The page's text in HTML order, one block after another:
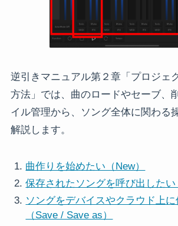
逆引きマニュアル第２章「プロジェ
方法」では、曲のロードやセーブ、
イル管理から、ソング全体に関わる
解説します。
曲作りを始めたい（New）
保存されたソングを呼び出したい
ソングをデバイスやクラウド上
（Save / Save as）